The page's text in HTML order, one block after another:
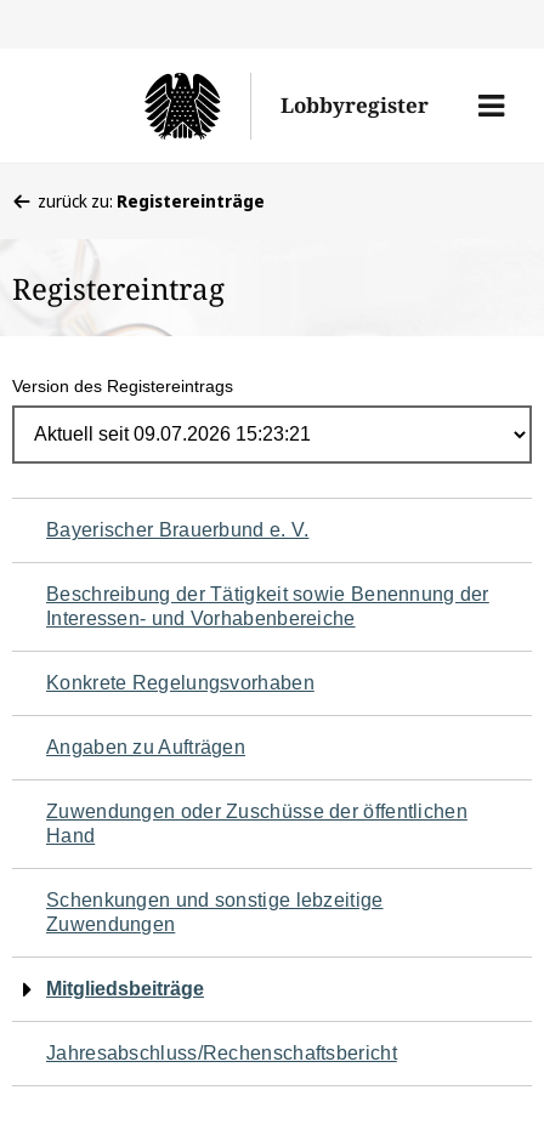
Lobbyregister
Menü
befinden
hier:
zurück zu: Registereinträge
Registereintrag
Version des Registereintrags
Navigation
für
den
Seiteninhalt
Bayerischer Brauerbund e. V.
Beschreibung der Tätigkeit sowie Benennung der
Interessen- und Vorhabenbereiche
Konkrete Regelungsvorhaben
Angaben zu Aufträgen
Zuwendungen oder Zuschüsse der öffentlichen
Hand
Schenkungen und sonstige lebzeitige
Zuwendungen
Mitgliedsbeiträge
Jahresabschluss/Rechenschaftsbericht